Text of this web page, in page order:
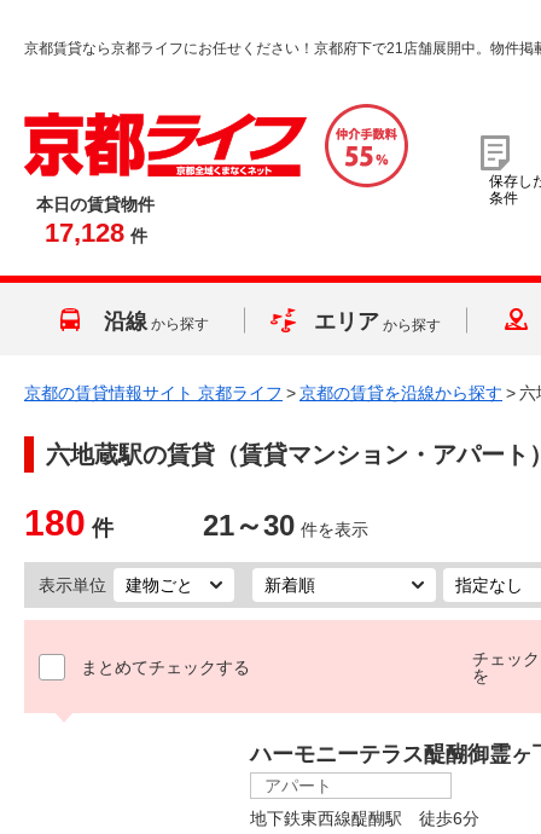
京都賃貸なら京都ライフにお任せください！京都府下で21店舗展開中。物件掲
本日の賃貸物件
17,128 件
保存し
条件
沿線 から探す エリア から探す
京都の賃貸情報サイト 京都ライフ >京都の賃貸を沿線から探す >六
六地蔵駅の賃貸（賃貸マンション・アパート
180 件 21～30 件を表示
表示単位
まとめてチェックする
チェッ
を
ハーモニーテラス醍醐御霊ヶ
アパート
地下鉄東西線醍醐駅 徒歩6分